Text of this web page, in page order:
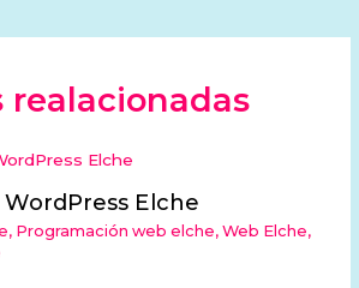
realacionadas
Elche
, Programación web elche, Web Elche,